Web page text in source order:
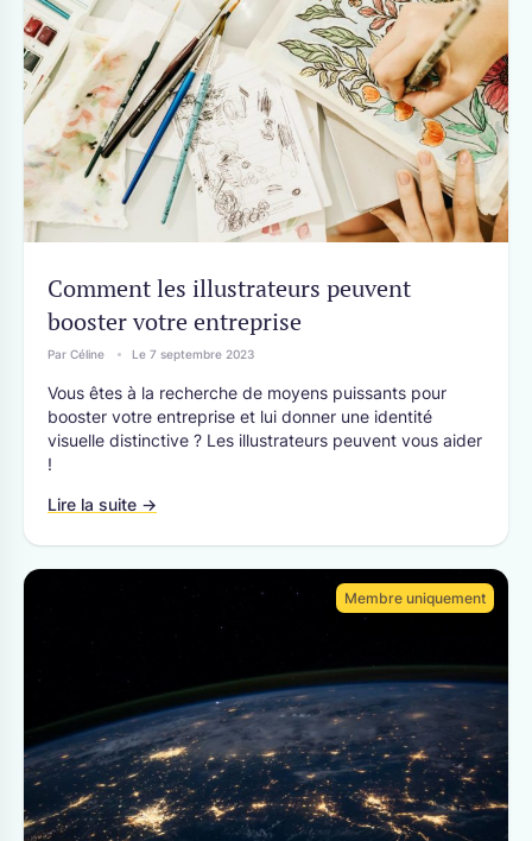
Comment les illustrateurs peuvent
booster votre entreprise
Par Céline Le 7 septembre 2023
Vous êtes à la recherche de moyens puissants pour
booster votre entreprise et lui donner une identité
visuelle distinctive ? Les illustrateurs peuvent vous aider
!
Lire la suite →
Membre uniquement